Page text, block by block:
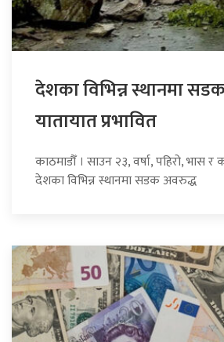
देशका विभिन्न स्थानमा
यातायात प्रभावित
काठमाडौँ । साउन २३, वर्षा, पहिरो, भास
देशका विभिन्न स्थानमा सडक अवरुद्ध